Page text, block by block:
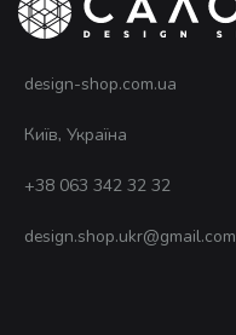
design-shop.com.ua
Київ, Україна
+38 063 342 32 32
design.shop.ukr@gmail.com